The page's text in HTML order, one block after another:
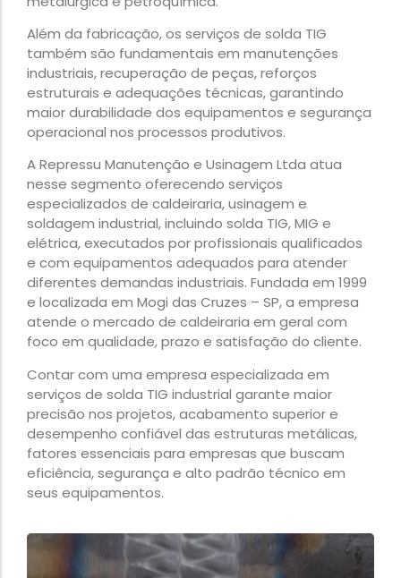
Além da fabricação, os serviços de solda TIG
também são fundamentais em manutenções
industriais, recuperação de peças, reforços
estruturais e adequações técnicas, garantindo
maior durabilidade dos equipamentos e segurança
operacional nos processos produtivos.
A Repressu Manutenção e Usinagem Ltda atua
nesse segmento oferecendo serviços
especializados de caldeiraria, usinagem e
soldagem industrial, incluindo solda TIG, MIG e
elétrica, executados por profissionais qualificados
e com equipamentos adequados para atender
diferentes demandas industriais. Fundada em 1999
e localizada em Mogi das Cruzes – SP, a empresa
atende o mercado de caldeiraria em geral com
foco em qualidade, prazo e satisfação do cliente.
Contar com uma empresa especializada em
serviços de solda TIG industrial garante maior
precisão nos projetos, acabamento superior e
desempenho confiável das estruturas metálicas,
fatores essenciais para empresas que buscam
eficiência, segurança e alto padrão técnico em
seus equipamentos.